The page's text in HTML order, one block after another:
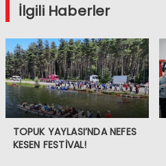
İlgili Haberler
TOPUK YAYLASI’NDA NEFES
KESEN FESTİVAL!